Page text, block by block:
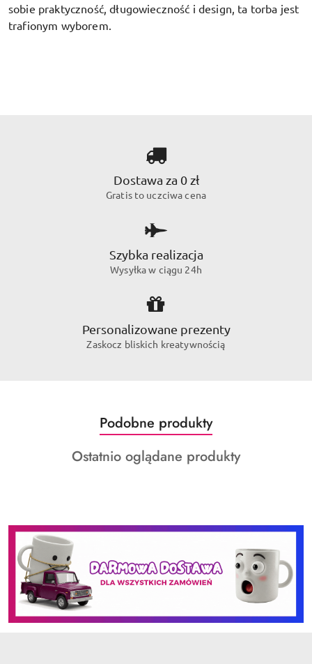
sobie praktyczność, długowieczność i design, ta torba jest
trafionym wyborem.
Dostawa za 0 zł
Gratis to uczciwa cena
Szybka realizacja
Wysyłka w ciągu 24h
Personalizowane prezenty
Zaskocz bliskich kreatywnością
Pomiń karuzelę produktów
Produkty
o
statusie:
Podobne produkty
Produkty
Ostatnio oglądane produkty